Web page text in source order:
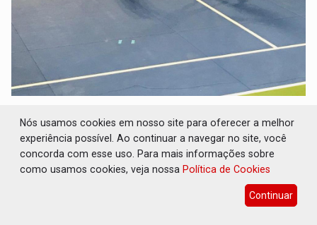
Nós usamos cookies em nosso site para oferecer a melhor
experiência possível. Ao continuar a navegar no site, você
concorda com esse uso. Para mais informações sobre
como usamos cookies, veja nossa Política de Cookies
Continuar